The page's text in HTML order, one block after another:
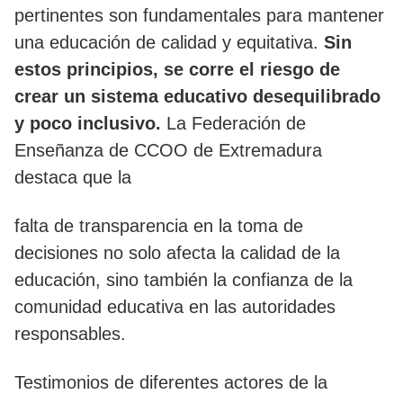
pertinentes son fundamentales para mantener
una educación de calidad y equitativa. Sin
estos principios, se corre el riesgo de
crear un sistema educativo desequilibrado
y poco inclusivo. La Federación de
Enseñanza de CCOO de Extremadura
destaca que la
falta de transparencia en la toma de
decisiones no solo afecta la calidad de la
educación, sino también la confianza de la
comunidad educativa en las autoridades
responsables.
Testimonios de diferentes actores de la